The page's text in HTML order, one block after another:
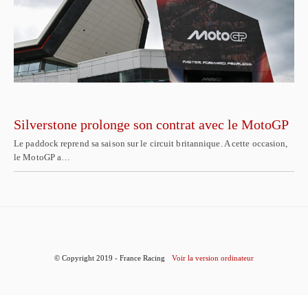
Silverstone prolonge son contrat avec le MotoGP
Le paddock reprend sa saison sur le circuit britannique. A cette occasion,
le MotoGP a…
© Copyright 2019 - France Racing Voir la version ordinateur